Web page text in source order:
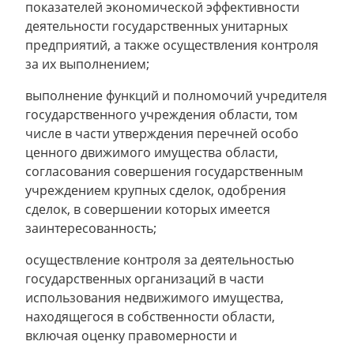
показателей экономической эффективности
деятельности государственных унитарных
предприятий, а также осуществления контроля
за их выполнением;
выполнение функций и полномочий учредителя
государственного учреждения области, том
числе в части утверждения перечней особо
ценного движимого имущества области,
согласования совершения государственным
учреждением крупных сделок, одобрения
сделок, в совершении которых имеется
заинтересованность;
осуществление контроля за деятельностью
государственных организаций в части
использования недвижимого имущества,
находящегося в собственности области,
включая оценку правомерности и